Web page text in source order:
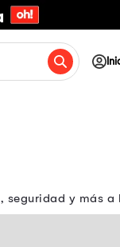
y más a